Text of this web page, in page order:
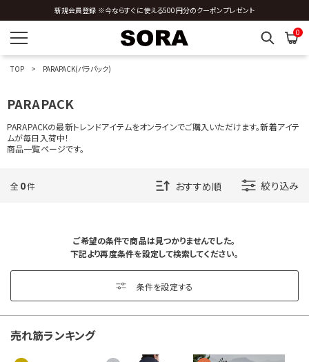
O
PARKS PROJECT
R
S
Y
新規会員登録 ※今ならすぐに使える500円分のクーポンプレゼント
0
TOP PARAPACK(パラパック)
PARAPACK
PARAPACKの最新トレンドアイテムをオンラインでご購入いただけます。新着アイテ
ムが毎日入荷中！
商品一覧ページです。
全 0件 絞り込み
ご希望の条件で商品は見つかりませんでした。
下記より再度条件を設定して検索してください。
条件を設定する
売れ筋ランキング